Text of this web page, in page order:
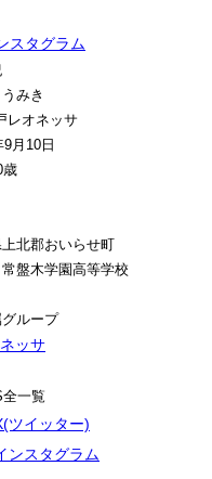
スタグラム
みき
レオネッサ
月10日
歳
北郡おいらせ町
盤木学園高等学校
ループ
ッサ
一覧
ツイッター)
ンスタグラム